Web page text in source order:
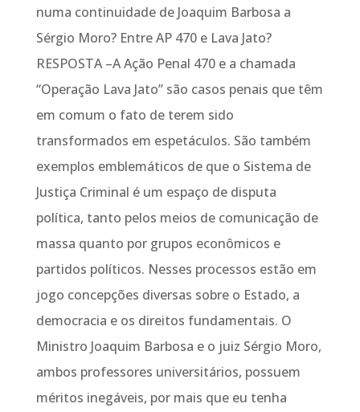
numa continuidade de Joaquim Barbosa a
Sérgio Moro? Entre AP 470 e Lava Jato?
RESPOSTA –A Ação Penal 470 e a chamada
“Operação Lava Jato” são casos penais que têm
em comum o fato de terem sido
transformados em espetáculos. São também
exemplos emblemáticos de que o Sistema de
Justiça Criminal é um espaço de disputa
política, tanto pelos meios de comunicação de
massa quanto por grupos econômicos e
partidos políticos. Nesses processos estão em
jogo concepções diversas sobre o Estado, a
democracia e os direitos fundamentais. O
Ministro Joaquim Barbosa e o juiz Sérgio Moro,
ambos professores universitários, possuem
méritos inegáveis, por mais que eu tenha